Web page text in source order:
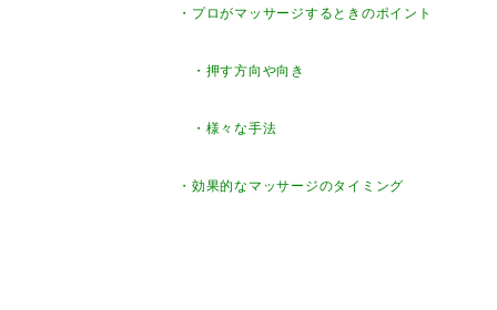
・プロがマッサージするときのポイント
・押す方向や向き
・様々な手法
・効果的なマッサージのタイミング